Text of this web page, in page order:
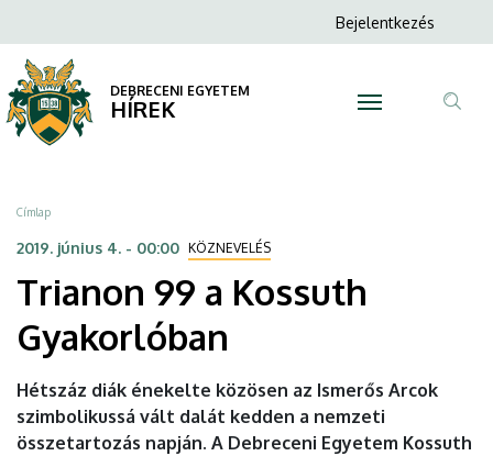
99
a
Kossuth
Gyakorlóban
DEBRECENI
EGYETEM
a
tartalomra
Anonim
menüje
Bejelentkezés
DEBRECENI EGYETEM
HÍREK
Morzsa
Címlap
2019. június 4. - 00:00 KÖZNEVELÉS
Trianon 99 a Kossuth
Gyakorlóban
Hétszáz diák énekelte közösen az Ismerős Arcok
szimbolikussá vált dalát kedden a nemzeti
összetartozás napján. A Debreceni Egyetem Kossuth